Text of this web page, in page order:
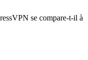
se compare-t-il à